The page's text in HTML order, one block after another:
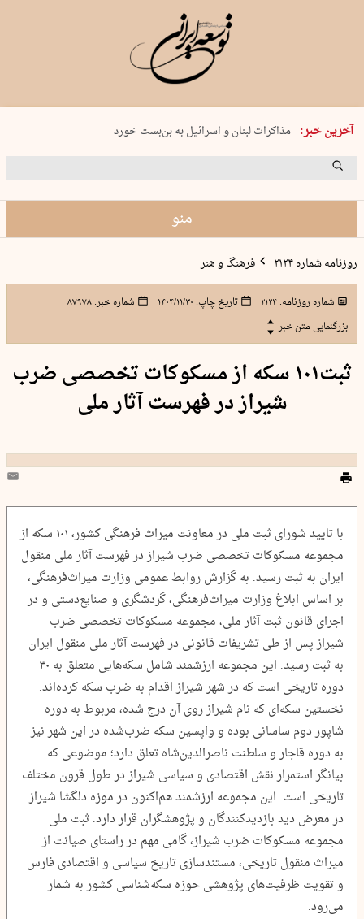
آخرین خبر:
طالبان: داعش را در افغانستان کاملاً…
مذاکرات لبنان و اسرائیل به بن‌بست خورد
پکن اعلام کرد؛ نوسازی ارتش و ارتقای…
منو
روزنامه شماره ۲۱۲۴ فرهنگ و هنر
شماره روزنامه:۲۱۲۴ تاریخ چاپ: ۱۴۰۴/۱۱/۳۰ شماره خبر:۸۷۹۷۸
بزرگنمایی متن خبر
ثبت۱۰۱ سکه از مسکوکات تخصصی ضرب
شیراز در فهرست آثار ملی
با تایید شورای ثبت ملی در معاونت میراث فرهنگی کشور، ۱۰۱ سکه از
مجموعه مسکوکات تخصصی ضرب شیراز در فهرست آثار ملی منقول
ایران به ثبت رسید. به گزارش روابط عمومی وزارت میراث‌فرهنگی،
بر اساس ابلاغ وزارت میراث‌فرهنگی، گردشگری و صنایع‌دستی و در
اجرای قانون ثبت آثار ملی، مجموعه مسکوکات تخصصی ضرب
شیراز پس از طی تشریفات قانونی در فهرست آثار ملی منقول ایران
به ثبت رسید. این مجموعه ارزشمند شامل سکه‌هایی متعلق به ۳۰
دوره تاریخی است که در شهر شیراز اقدام به ضرب سکه کرده‌اند.
نخستین سکه‌ای که نام شیراز روی آن درج شده، مربوط به دوره
شاپور دوم ساسانی بوده و واپسین سکه ضرب‌شده در این شهر نیز
به دوره قاجار و سلطنت ناصرالدین‌شاه تعلق دارد؛ موضوعی که
بیانگر استمرار نقش اقتصادی و سیاسی شیراز در طول قرون مختلف
تاریخی است. این مجموعه ارزشمند هم‌اکنون در موزه دلگشا شیراز
در معرض دید بازدیدکنندگان و پژوهشگران قرار دارد. ثبت ملی
مجموعه مسکوکات ضرب شیراز، گامی مهم در راستای صیانت از
میراث منقول تاریخی، مستندسازی تاریخ سیاسی و اقتصادی فارس
و تقویت ظرفیت‌های پژوهشی حوزه سکه‌شناسی کشور به شمار
می‌رود.